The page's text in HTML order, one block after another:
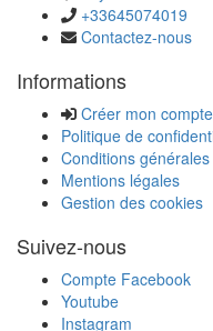
+33645074019
Contactez-nous
Informations
Créer mon compte
Politique de
Conditions générales
Mentions légales
Gestion des cookies
Suivez-nous
Compte Facebook
Youtube
Instagram